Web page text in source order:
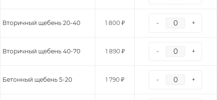
Вторичный щебень 20-40 1 800 ₽ - +
Вторичный щебень 40-70 1 890 ₽ - +
Бетонный щебень 5-20 1 790 ₽ - +